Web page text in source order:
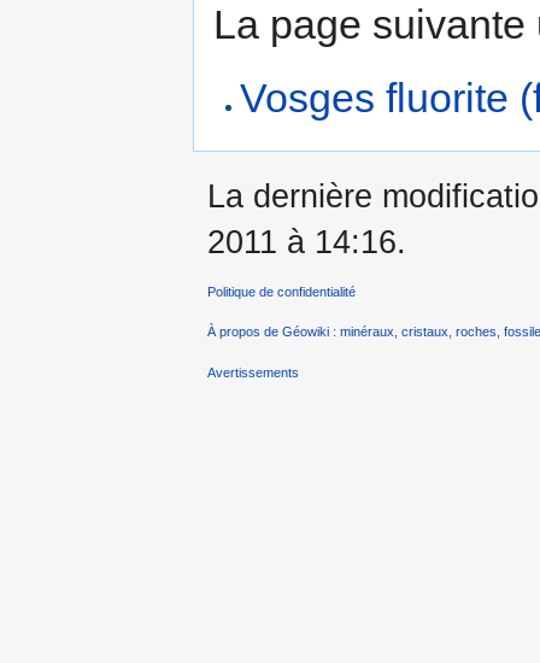
La page
Vosges fluorite
La dernière
2011 à 14:16.
Politique de confidentialité
À propos de Géowiki : minéraux, cristaux, roches,
Avertissements